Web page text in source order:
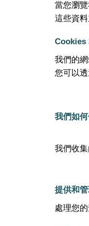
當您瀏
這些資
Cookies
我們的
您可以
我們如
我們收
提供和
處理您